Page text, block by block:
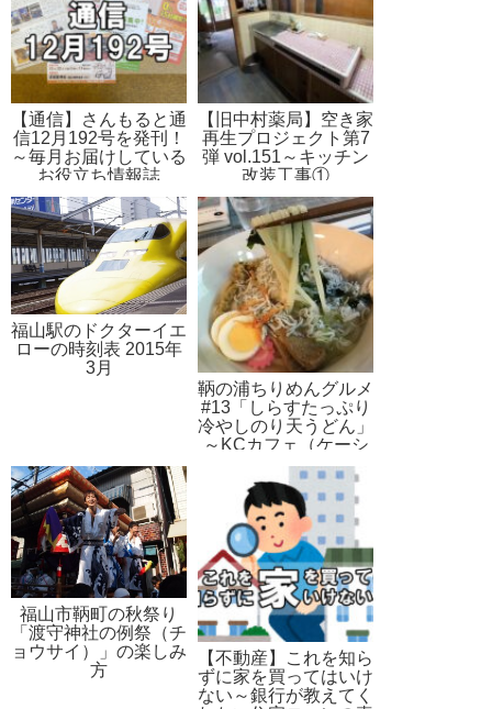
【通信】さんもると通
信12月192号を発刊！
～毎月お届けしている
お役立ち情報誌
【旧中村薬局】空き家
再生プロジェクト第7
弾 vol.151～キッチン
改装工事①
福山駅のドクターイエ
ローの時刻表 2015年
3月
鞆の浦ちりめんグルメ
#13「しらすたっぷり
冷やしのり天うどん」
～KCカフェ（ケーシ
ーカフェ）
福山市鞆町の秋祭り
「渡守神社の例祭（チ
ョウサイ）」の楽しみ
方
【不動産】これを知ら
ずに家を買ってはいけ
ない～銀行が教えてく